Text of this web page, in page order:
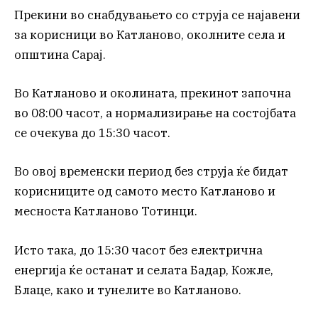
Прекини во снабдувањето со струја се најавени
за корисници во Катланово, околните села и
општина Сарај.
Во Катланово и околината, прекинот започна
во 08:00 часот, а нормализирање на состојбата
се очекува до 15:30 часот.
Во овој временски период без струја ќе бидат
корисниците од самото место Катланово и
месноста Катланово Тотинци.
Исто така, до 15:30 часот без електрична
енергија ќе останат и селата Бадар, Кожле,
Блаце, како и тунелите во Катланово.